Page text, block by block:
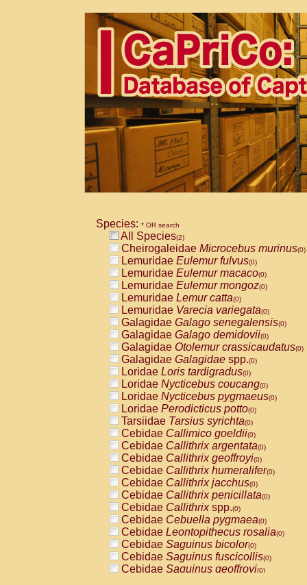
Species: * OR search
All Species(2)
Cheirogaleidae Microcebus murinus(0)
Lemuridae Eulemur fulvus(0)
Lemuridae Eulemur macaco(0)
Lemuridae Eulemur mongoz(0)
Lemuridae Lemur catta(0)
Lemuridae Varecia variegata(0)
Galagidae Galago senegalensis(0)
Galagidae Galago demidovii(0)
Galagidae Otolemur crassicaudatus(0)
Galagidae Galagidae spp.(0)
Loridae Loris tardigradus(0)
Loridae Nycticebus coucang(0)
Loridae Nycticebus pygmaeus(0)
Loridae Perodicticus potto(0)
Tarsiidae Tarsius syrichta(0)
Cebidae Callimico goeldii(0)
Cebidae Callithrix argentata(0)
Cebidae Callithrix geoffroyi(0)
Cebidae Callithrix humeralifer(0)
Cebidae Callithrix jacchus(0)
Cebidae Callithrix penicillata(0)
Cebidae Callithrixspp.(0)
Cebidae Cebuella pygmaea(0)
Cebidae Leontopithecus rosalia(0)
Cebidae Saguinus bicolor(0)
Cebidae Saguinus fuscicollis(0)
Cebidae Saguinus geoffroyi(0)